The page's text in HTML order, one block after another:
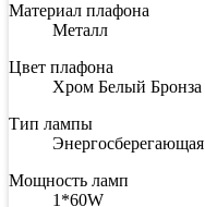
Материал плафона
Металл
Цвет плафона
Хром Белый Бронза
Тип лампы
Энергосберегающая
Мощность ламп
1*60W